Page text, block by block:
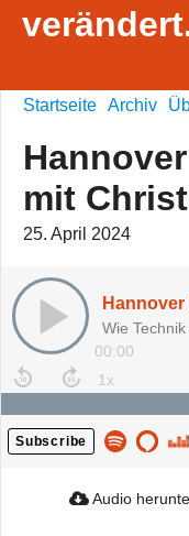
Startseite Archiv
mit
25. April 2024
Wie
00:00
Subscribe
Audio